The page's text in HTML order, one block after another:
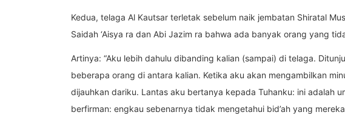
Kedua, telaga Al Kautsar terletak sebelum naik jembatan Shiratal
Saidah ‘Aisya ra dan Abi Jazim ra bahwa ada banyak orang yang
Artinya: “Aku lebih dahulu dibanding kalian (sampai) di telaga.
beberapa orang di antara kalian. Ketika aku akan mengambilkan
dijauhkan dariku. Lantas aku bertanya kepada Tuhanku: ini adalah
berfirman: engkau sebenarnya tidak mengetahui bid’ah yang